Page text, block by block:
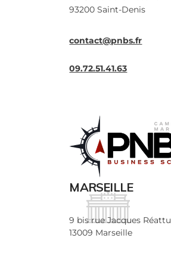
93200 Saint-Denis
contact@pnbs.fr
09.72.51.41.63
MARSEILLE
9 bis rue Jacques Réattu
13009 Marseille